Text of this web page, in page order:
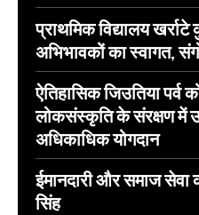
प्राथमिक विद्यालय
अभिभावकों का स्वागत,
ऐतिहासिक जिउतिया पर्व
लोकसंस्कृति के संरक्षण में
अधिकाधिक योगदान
ईमानदारी और समाज सेवा
सिंह